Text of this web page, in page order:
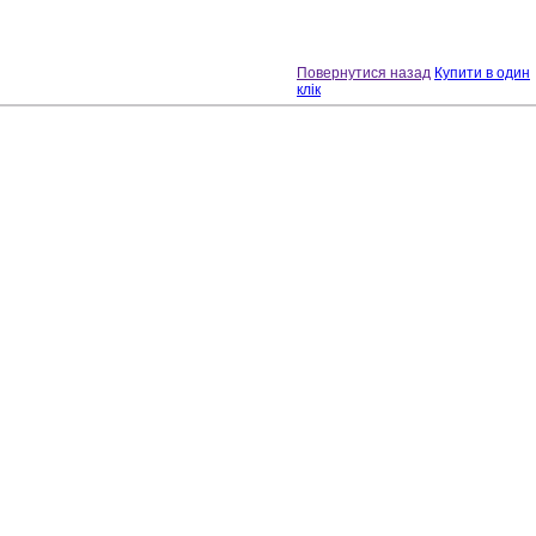
Повернутися назад Купити в один
клік